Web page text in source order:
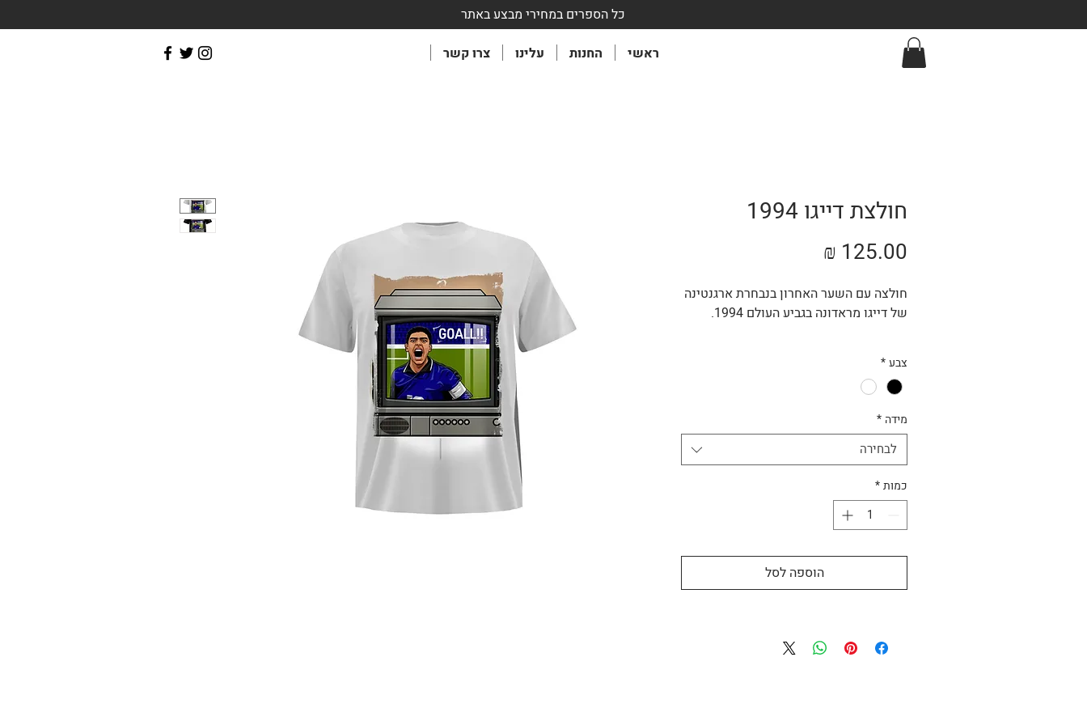
כל הספרים במחירי מבצע באתר
ראשי
החנות עלינו צרו קשר
חולצת דייגו 1994
חולצה עם השער האחרון בנבחרת ארגנטינה
של דייגו מראדונה בגביע העולם 1994.
עצמי* ללא תשלום נוסף מהוד השרון.​​​​​​​על
אחריות המזמין (מייל עם עדכון יישלח
לרוכשים).
צבע*
מידה *
לבחירה
כמות*
הוספה לסל